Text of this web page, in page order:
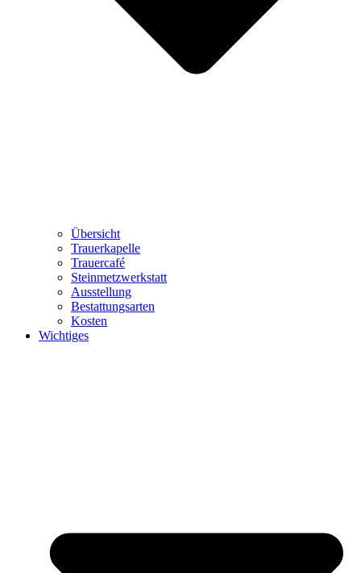
Übersicht
Trauerkapelle
Trauercafé
Steinmetzwerkstatt
Ausstellung
Bestattungsarten
Kosten
Wichtiges